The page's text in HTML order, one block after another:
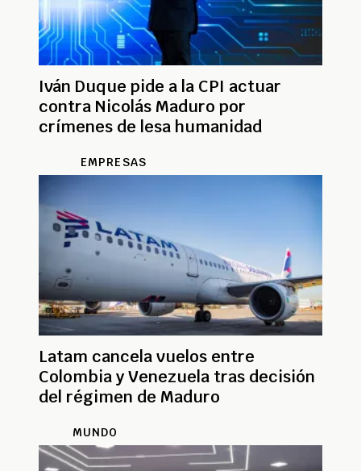
Iván Duque pide a la CPI actuar
contra Nicolás Maduro por
crímenes de lesa humanidad
EMPRESAS
Latam cancela vuelos entre
Colombia y Venezuela tras decisión
del régimen de Maduro
MUNDO